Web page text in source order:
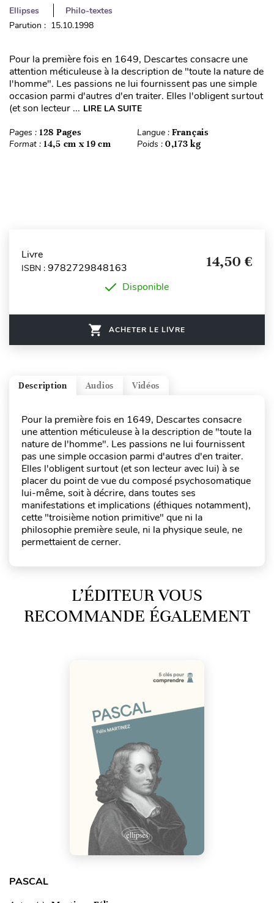
Ellipses
Philo-textes
Parution : 15.10.1998
Pour la première fois en 1649, Descartes consacre une
attention méticuleuse à la description de "toute la nature de
l'homme". Les passions ne lui fournissent pas une simple
occasion parmi d'autres d'en traiter. Elles l'obligent surtout
(et son lecteur ... LIRE LA SUITE
Pages : 128 Pages Langue : Français
Format : 14,5 cm x 19 cm Poids : 0,173 kg
Livre
ISBN : 9782729848163 14,50 €
Disponible
ACHETER LE LIVRE
Vidéos
Audios
Description
Pour la première fois en 1649, Descartes consacre
une attention méticuleuse à la description de "toute la
nature de l'homme". Les passions ne lui fournissent
pas une simple occasion parmi d'autres d'en traiter.
Elles l'obligent surtout (et son lecteur avec lui) à se
placer du point de vue du composé psychosomatique
lui-même, soit à décrire, dans toutes ses
manifestations et implications (éthiques notamment),
cette "troisième notion primitive" que ni la
philosophie première seule, ni la physique seule, ne
permettaient de cerner.
L’ÉDITEUR VOUS
RECOMMANDE ÉGALEMENT
PASCAL